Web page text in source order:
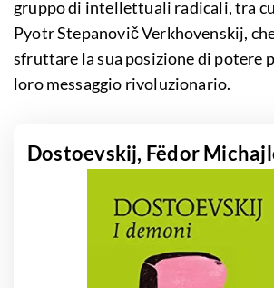
gruppo di intellettuali radicali, tra
Pyotr Stepanovič Verkhovenskij,
sfruttare la sua posizione di potere
loro messaggio rivoluzionario.
Dostoevskij, Fëdor